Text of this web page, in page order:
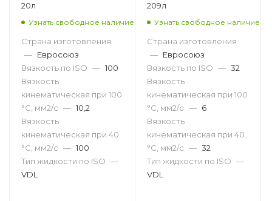
20л
Узнать свободное наличие
Страна изготовления
— Евросоюз
Вязкость по ISO — 100
Вязкость
кинематическая при 100
°С, мм2/с — 10,2
Вязкость
кинематическая при 40
°С, мм2/с — 100
Тип жидкости по ISO —
VDL
209л
Узнать свободное наличие
Страна изготовления
— Евросоюз
Вязкость по ISO — 32
Вязкость
кинематическая при 100
°С, мм2/с — 6
Вязкость
кинематическая при 40
°С, мм2/с — 32
Тип жидкости по ISO —
VDL